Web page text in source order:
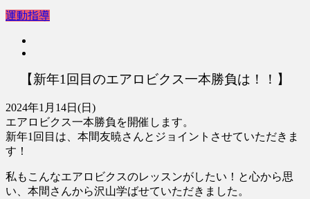
運動指導
【新年1回目のエアロビクス一本勝負は！！】
2024年1月14日(日)
エアロビクス一本勝負を開催します。
新年1回目は、本間友暁さんとジョイントさせていただきま
す！
私もこんなエアロビクスのレッスンがしたい！ と心から思
い、本間さんから沢山学ばせていただきました。